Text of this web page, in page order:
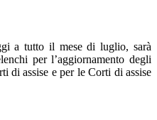
a tutto il mese di luglio, sarà
per l’aggiornamento degli
di assise e per le Corti di assise